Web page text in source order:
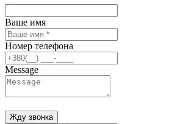
Ваше имя
Номер телефона
Message
Жду звонка